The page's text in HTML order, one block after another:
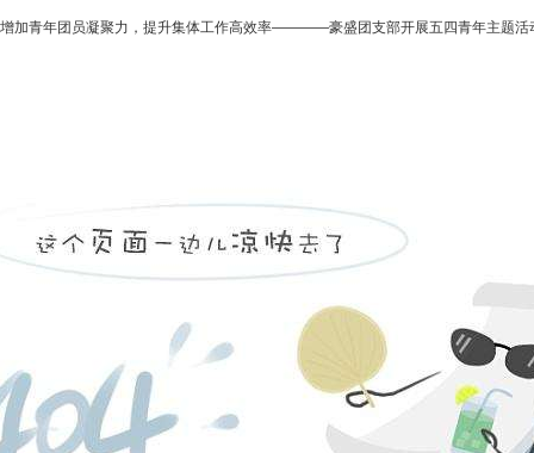
增加青年团员凝聚力，提升集体工作高效率————豪盛团支部开展五四青年主题活